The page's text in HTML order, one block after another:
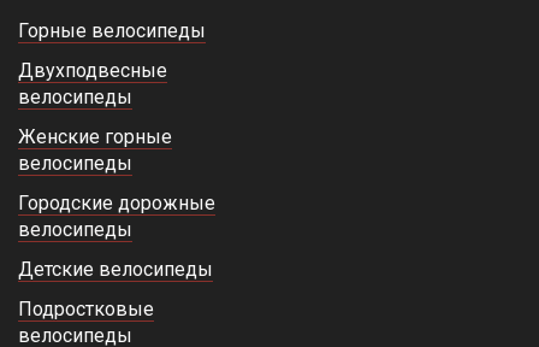
Горные велосипеды
Двухподвесные
велосипеды
Женские горные
велосипеды
Городские дорожные
велосипеды
Детские велосипеды
Подростковые
велосипеды